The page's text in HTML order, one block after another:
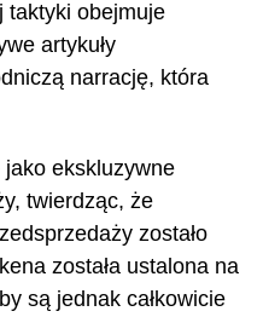
taktyki obejmuje
artykuły
narrację, która
ekskluzywne
twierdząc, że
zostało
została ustalona na
są jednak całkowicie